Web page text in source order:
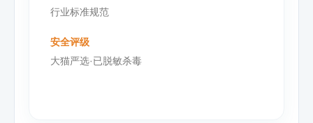
行业标准规范
安全评级
大猫严选·已脱敏杀毒